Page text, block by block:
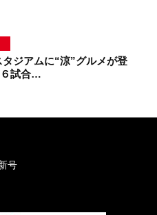
タジアムに“涼”グルメが登
試合…
号